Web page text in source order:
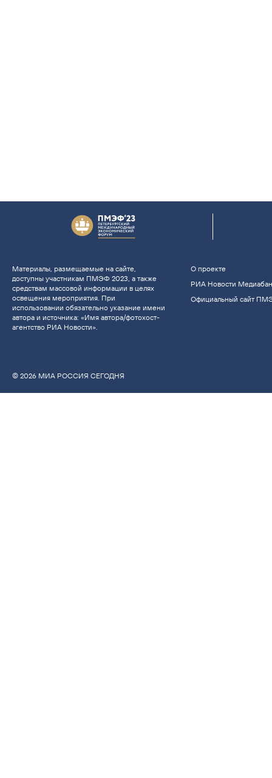
Материалы, размещаемые на сайте,
доступны участникам ПМЭФ 2023, а также
средствам массовой информации в целях
освещения мероприятия. При
использовании обязательно указание имени
автора и источника: «Имя автора/фотохост-
агентство РИА Новости».
О проекте
РИА Новости
Официальный сайт
© 2026 МИА РОССИЯ СЕГОДНЯ